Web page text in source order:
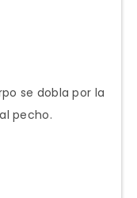
se dobla por la
pecho.